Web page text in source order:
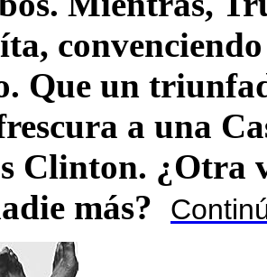
Que un
a una
Clinton. ¿Otra
más?